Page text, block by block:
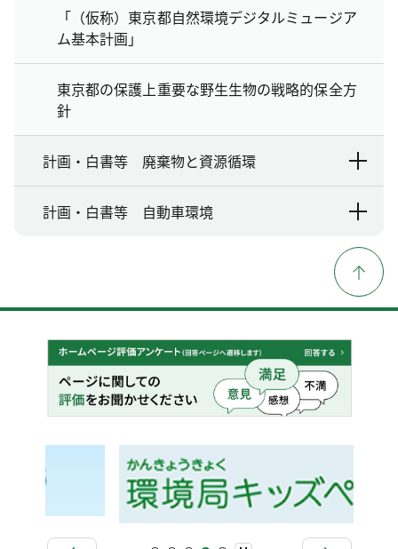
「（仮称）東京都自然環境デジタルミュージア
ム基本計画」
東京都の保護上重要な野生生物の戦略的保全方
針
計画・白書等 廃棄物と資源循環
計画・白書等 自動車環境